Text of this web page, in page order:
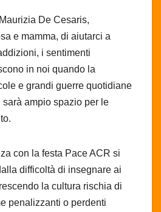
De Cesaris,
e mamma, di aiutarci a
i sentimenti
in noi quando la
e grandi guerre quotidiane
ampio spazio per le
con la festa Pace ACR si
difficoltà di insegnare ai
la cultura rischia di
penalizzanti o perdenti